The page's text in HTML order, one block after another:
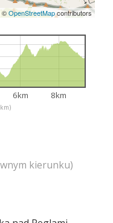
©OpenStreetMapcontributors
6km 8km
kierunku)